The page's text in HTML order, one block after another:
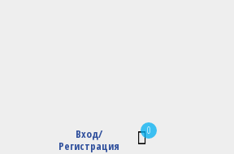
0
Вход/
Регистрация